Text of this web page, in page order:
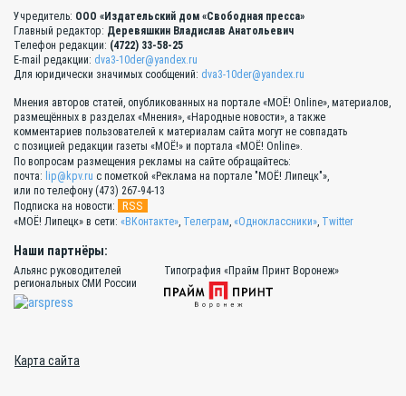
Учредитель: ООО «Издательский дом «Свободная пресса»
Главный редактор: Деревяшкин Владислав Анатольевич
Телефон редакции: (4722) 33-58-25
E-mail редакции: dva3-10der@yandex.ru
Для юридически значимых сообщений: dva3-10der@yandex.ru
Мнения авторов статей, опубликованных на портале «МОЁ! Online», материалов,
размещённых в разделах «Мнения», «Народные новости», а также
комментариев пользователей к материалам сайта могут не совпадать
с позицией редакции газеты «МОЁ!» и портала «МОЁ! Online».
По вопросам размещения рекламы на сайте обращайтесь:
почта: lip@kpv.ru с пометкой «Реклама на портале "МОЁ! Липецк"»,
или по телефону (473) 267-94-13
Подписка на новости:
RSS
«МОЁ! Липецк» в сети: «ВКонтакте», Телеграм, «Одноклассники», Twitter
Наши партнёры:
Альянс руководителей
региональных СМИ России
Типография «Прайм Принт Воронеж»
Карта сайта